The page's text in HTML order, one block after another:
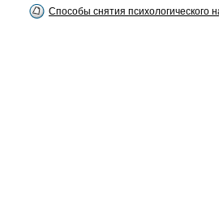
Способы снятия психологического